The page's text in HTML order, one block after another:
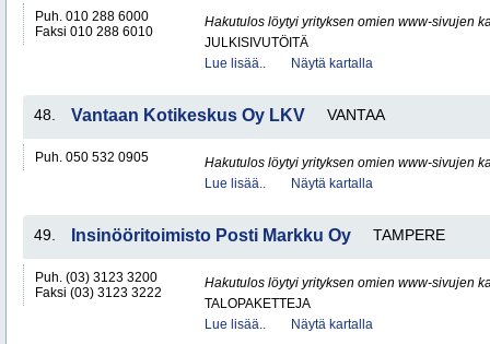
Puh. 010 288 6000
Faksi 010 288 6010
Hakutulos löytyi yrityksen omien www-sivujen
JULKISIVUTÖITÄ
Lue lisää..
Näytä kartalla
48. Vantaan Kotikeskus Oy LKV VANTAA
Puh. 050 532 0905
Hakutulos löytyi yrityksen omien www-sivujen
Lue lisää..
Näytä kartalla
49. Insinööritoimisto Posti Markku Oy TAMPERE
Puh. (03) 3123 3200
Faksi (03) 3123 3222
Hakutulos löytyi yrityksen omien www-sivujen
TALOPAKETTEJA
Lue lisää..
Näytä kartalla